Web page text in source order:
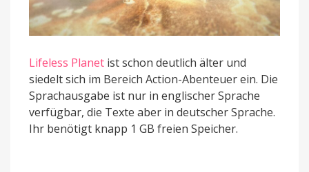
Lifeless Planet ist schon deutlich älter und
siedelt sich im Bereich Action-Abenteuer ein. Die
Sprachausgabe ist nur in englischer Sprache
verfügbar, die Texte aber in deutscher Sprache.
Ihr benötigt knapp 1 GB freien Speicher.